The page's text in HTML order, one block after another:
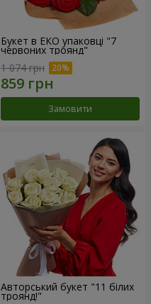
Букет в ЕКО упаковці "7
червоних троянд"
1 074 грн
Замовити
Авторський букет "11 білих
троянд!"